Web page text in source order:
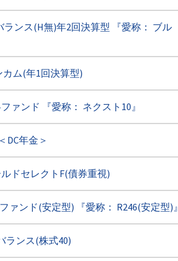
ランス(H無)年2回決算型 『愛称： ブル
カム(年1回決算型)
ァンド 『愛称： ネクスト10』
DC年金＞
ドセレクトF(債券重視)
ァンド(安定型) 『愛称： R246(安定型)』
ランス(株式40)